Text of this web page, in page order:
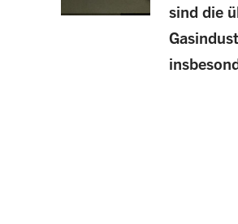
sind die